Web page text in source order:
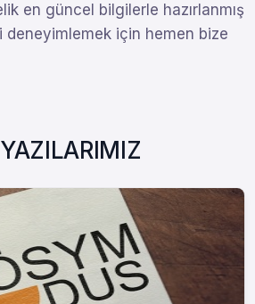
en güncel bilgilerle hazırlanmış
deneyimlemek için hemen bize